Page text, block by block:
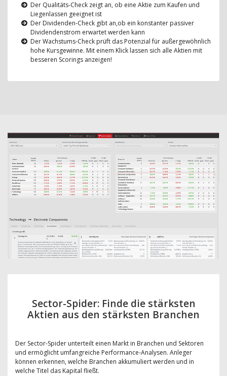
Der Qualitäts-Check zeigt an, ob eine Aktie zum Kaufen und
Liegenlassen geeignet ist
Der Dividenden-Check gibt an,ob ein konstanter passiver
Dividendenstrom erwartet werden kann
Der Wachstums-Check prüft das Potenzial für außergewöhnlich
hohe Kursgewinne. Mit einem Klick lassen sich alle Aktien mit
besseren Scorings anzeigen!
Sector-Spider: Finde die stärksten
Aktien aus den stärksten Branchen
Der Sector-Spider unterteilt einen Markt in Branchen und Sektoren
und ermöglicht umfangreiche Performance-Analysen. Anleger
können erkennen, welche Branchen akkumuliert werden und in
welche Titel das Kapital fließt.